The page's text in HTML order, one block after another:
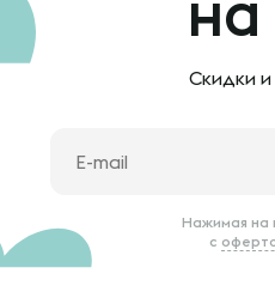
Скидки и
Нажимая на
с